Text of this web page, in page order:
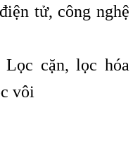
tử, công nghệ
Lọc cặn, lọc hóa
vôi